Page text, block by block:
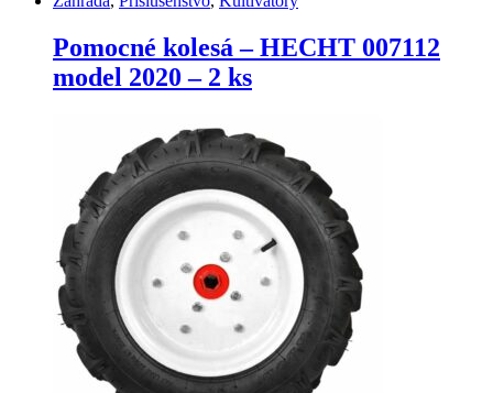
Pomocné kolesá – HECHT 007112
model 2020 – 2 ks